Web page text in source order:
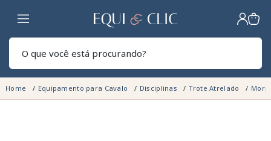
Lar
Home Equipamento para Cavalo Disciplinas Trote Atrelado Mors